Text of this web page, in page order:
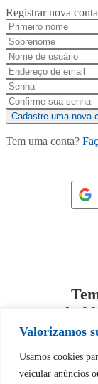
Valorizamos
Usamos cookies
veicular anúncios
Registrar nova conta
Tem uma conta?